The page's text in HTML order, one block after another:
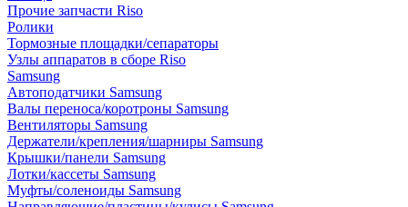
Прочие запчасти Riso
Ролики
Тормозные площадки/сепараторы
Узлы аппаратов в сборе Riso
Samsung
Автоподатчики Samsung
Валы переноса/коротроны Samsung
Вентиляторы Samsung
Держатели/крепления/шарниры Samsung
Крышки/панели Samsung
Лотки/кассеты Samsung
Муфты/соленоиды Samsung